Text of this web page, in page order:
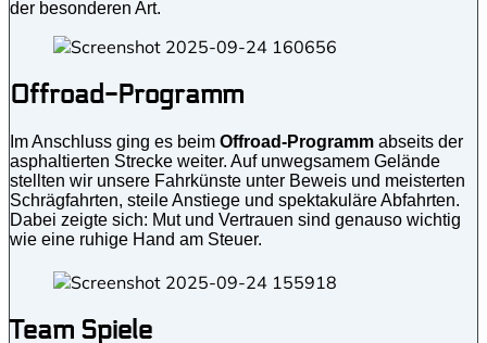
der besonderen Art.
Offroad-Programm
Im Anschluss ging es beim Offroad-Programm abseits der
asphaltierten Strecke weiter. Auf unwegsamem Gelände
stellten wir unsere Fahrkünste unter Beweis und meisterten
Schrägfahrten, steile Anstiege und spektakuläre Abfahrten.
Dabei zeigte sich: Mut und Vertrauen sind genauso wichtig
wie eine ruhige Hand am Steuer.
Team Spiele